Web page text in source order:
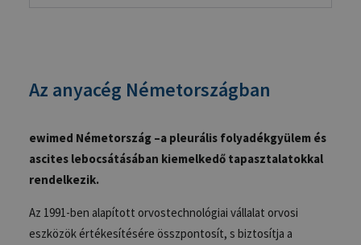
Az anyacég Németországban
ewimed Németország –a pleurális folyadékgyülem és
ascites lebocsátásában kiemelkedő tapasztalatokkal
rendelkezik.
Az 1991-ben alapított orvostechnológiai vállalat orvosi
eszközök értékesítésére összpontosít, s biztosítja a